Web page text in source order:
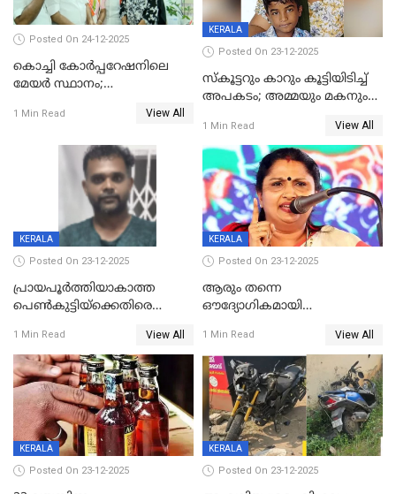
Posted On 24-12-2025
കൊച്ചി കോര്‍പ്പറേഷനിലെ
മേയര്‍ സ്ഥാനം;
രൂക്ഷം
1 Min Read View All
KERALA
Posted On 23-12-2025
സ്കൂട്ടറും കാറും കൂട്ടിയിടിച്ച്
അപകടം; അമ്മയും മകനും
ഗുരുതരാവസ്ഥയിൽ
1 Min Read View All
KERALA
Posted On 23-12-2025
പ്രായപൂർത്തിയാകാത്ത
പെൺകുട്ടിയ്ക്കെതിരെ
59 വർഷം തടവും 90,൦൦൦ രൂപ
പിഴയും ശിക്ഷ
1 Min Read View All
KERALA
Posted On 23-12-2025
ആരും തന്നെ
ഔദ്യോഗികമായി
കണ്ടെത്താൻ ഇന്ന് കോർ
കമ്മിറ്റി കൂടിയില്ല';
അതൃപ്തിയുമായി ദീപ്തി മേരി
വർഗീസ്
1 Min Read View All
KERALA
Posted On 23-12-2025
KERALA
Posted On 23-12-2025